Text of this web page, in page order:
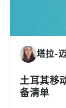
塔拉-
土耳其移
备清单